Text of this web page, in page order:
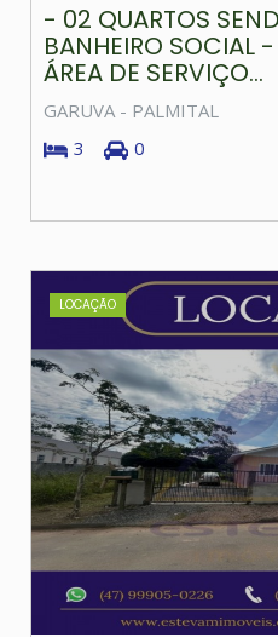
- 02 QUARTOS
BANHEIRO SOCIAL
ÁREA DE SERVIÇO...
GARUVA - PALMITAL
3
0
LOCAÇÃO